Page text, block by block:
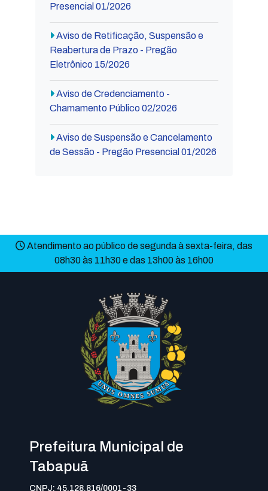
Presencial 01/2026
Aviso de Retificação, Suspensão e
Reabertura de Prazo - Pregão
Eletrônico 15/2026
Aviso de Credenciamento -
Chamamento Público 02/2026
Aviso de Suspensão e Cancelamento
de Sessão - Pregão Presencial 01/2026
Atendimento ao público de segunda à sexta-feira, das
08h30 às 11h30 e das 13h00 às 16h00
Prefeitura Municipal de
Tabapuã
CNPJ: 45.128.816/0001-33